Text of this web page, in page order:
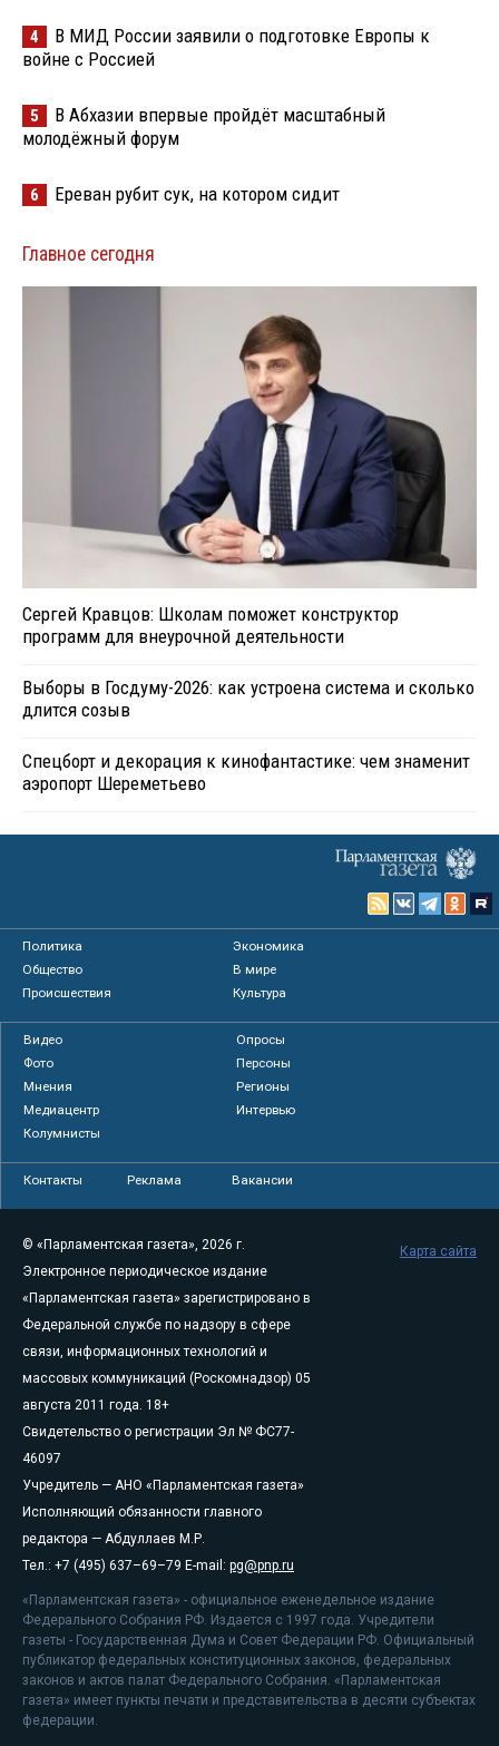
4
В МИД России заявили о подготовке Европы к
войне с Россией
5
В Абхазии впервые пройдёт масштабный
молодёжный форум
6 Ереван рубит сук, на котором сидит
Главное сегодня
Сергей Кравцов: Школам поможет конструктор
программ для внеурочной деятельности
Выборы в Госдуму-2026: как устроена система и сколько
длится созыв
Спецборт и декорация к кинофантастике: чем знаменит
аэропорт Шереметьево
Политика
Экономика
Общество
В мире
Происшествия
Культура
Видео
Опросы
Фото
Персоны
Мнения
Регионы
Медиацентр
Интервью
Колумнисты
Контакты Реклама Вакансии
© «Парламентская газета», 2026 г.
Электронное периодическое издание
«Парламентская газета» зарегистрировано в
Федеральной службе по надзору в сфере
связи, информационных технологий и
массовых коммуникаций (Роскомнадзор) 05
августа 2011 года. 18+
Свидетельство о регистрации Эл № ФС77-
46097
Учредитель — АНО «Парламентская газета»
Исполняющий обязанности главного
редактора — Абдуллаев М.Р.
Тел.: +7 (495) 637–69–79 E-mail: pg@pnp.ru
«Парламентская газета» - официальное еженедельное издание
Федерального Собрания РФ. Издается с 1997 года. Учредители
газеты - Государственная Дума и Совет Федерации РФ. Официальный
публикатор федеральных конституционных законов, федеральных
законов и актов палат Федерального Собрания. «Парламентская
газета» имеет пункты печати и представительства в десяти субъектах
федерации.
Карта сайта